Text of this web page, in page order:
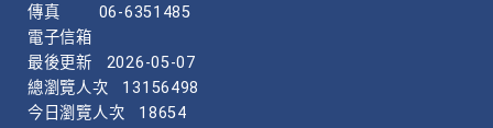
傳真
06-6351485
電子信箱
最後更新
2026-05-07
總瀏覽人次
13156498
今日瀏覽人次
18654